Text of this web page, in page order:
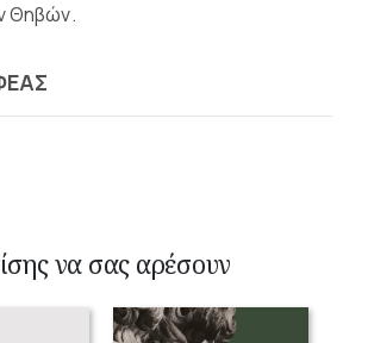
Θηβών.
να σας αρέσουν